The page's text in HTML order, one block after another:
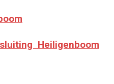
Heiligenboom